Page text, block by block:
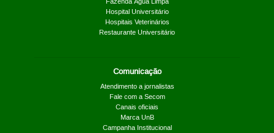
Hospital Universitário
Hospitais Veterinários
Restaurante Universitário
Comunicação
Atendimento a jornalistas
Fale com a Secom
Canais oficiais
Marca UnB
Campanha Institucional